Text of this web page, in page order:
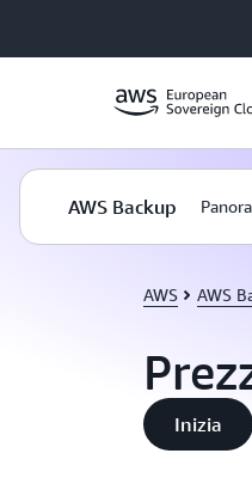
AWS Backup
AWS AWS
Inizia